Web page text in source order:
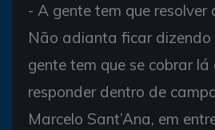
- A gente tem que resolver
Não adianta ficar dizendo
gente tem que se cobrar lá
responder dentro de
Marcelo Sant’Ana, em